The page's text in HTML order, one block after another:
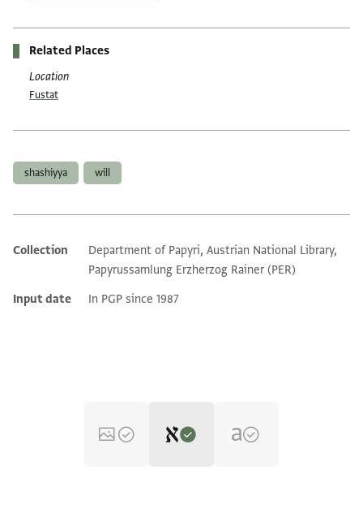
Related Places
Location
Fustat
shashiyya will
Additional metadata
Collection
Department of Papyri, Austrian National Library,
Papyrussamlung Erzherzog Rainer (PER)
Input date
In PGP since 1987